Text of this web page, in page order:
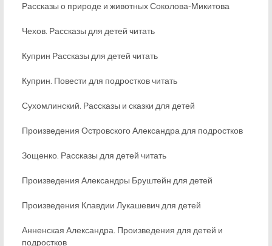
Рассказы о природе и животных Соколова-Микитова
Чехов. Рассказы для детей читать
Куприн Рассказы для детей читать
Куприн. Повести для подростков читать
Сухомлинский. Рассказы и сказки для детей
Произведения Островского Александра для подростков
Зощенко. Рассказы для детей читать
Произведения Александры Бруштейн для детей
Произведения Клавдии Лукашевич для детей
Анненская Александра. Произведения для детей и
подростков